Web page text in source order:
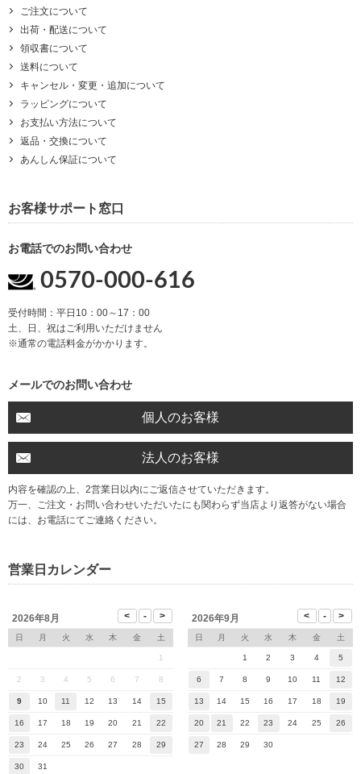
ご注文について
出荷・配送について
領収書について
送料について
キャンセル・変更・追加について
ラッピングについて
お支払い方法について
返品・交換について
あんしん保証について
お客様サポート窓口
お電話でのお問い合わせ
0570-000-616
受付時間：平日10：00～17：00
土、日、祝はご利用いただけません
※通常の電話料金がかかります。
メールでのお問い合わせ
個人のお客様
法人のお客様
内容を確認の上、2営業日以内にご返信させていただきます。
万一、ご注文・お問い合わせいただいたにも関わらず当店より返答がない場合
には、お電話にてご連絡ください。
営業日カレンダー
2026年8月
日 月 火 水 木 金 土
1
2 3 4 5 6 7 8
9 10 11 12 13 14 15
16 17 18 19 20 21 22
23 24 25 26 27 28 29
30 31
2026年9月
日 月 火 水 木 金 土
1 2 3 4 5
6 7 8 9 10 11 12
13 14 15 16 17 18 19
20 21 22 23 24 25 26
27 28 29 30